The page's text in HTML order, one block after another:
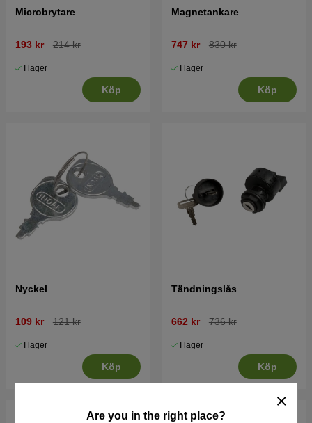
Are you in the right place?
Microbrytare
193 kr 214 kr
I lager
Köp
Magnetankare
747 kr 830 kr
I lager
Köp
Nyckel
109 kr 121 kr
I lager
Köp
Tändningslås
662 kr 736 kr
I lager
Köp